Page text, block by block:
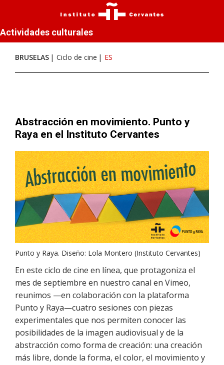
Actividades culturales
BRUSELAS Ciclo de cine ES
Abstracción en movimiento. Punto y
Raya en el Instituto Cervantes
Punto y Raya. Diseño: Lola Montero (Instituto Cervantes)
En este ciclo de cine en línea, que protagoniza el
mes de septiembre en nuestro canal en Vimeo,
reunimos —en colaboración con la plataforma
Punto y Raya—cuatro sesiones con piezas
experimentales que nos permiten conocer las
posibilidades de la imagen audiovisual y de la
abstracción como forma de creación: una creación
más libre, donde la forma, el color, el movimiento y